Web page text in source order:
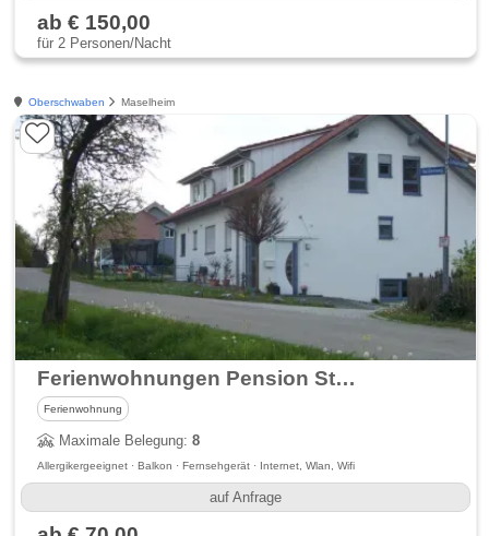
ab € 150,00
für 2 Personen/Nacht
Oberschwaben Maselheim
Ferienwohnungen Pension Störkle Maselheim
Ferienwohnung
Maximale Belegung:8
Allergikergeeignet · Balkon · Fernsehgerät · Internet, Wlan, Wifi
auf Anfrage